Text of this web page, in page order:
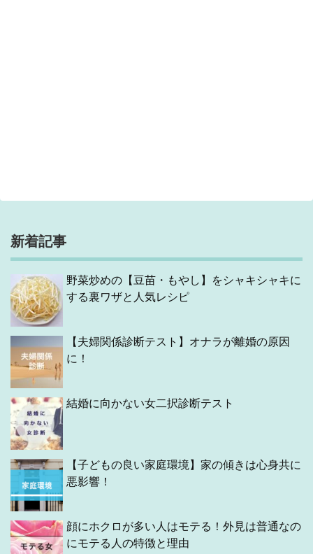
新着記事
野菜炒めの【豆苗・もやし】をシャキシャキに
する裏ワザと人気レシピ
【夫婦関係診断テスト】オナラが離婚の原因
に！
結婚に向かない女二択診断テスト
【子どもの良い家庭環境】家の傾きは心身共に
悪影響！
顔にホクロが多い人はモテる！外見は普通なの
にモテる人の特徴と理由